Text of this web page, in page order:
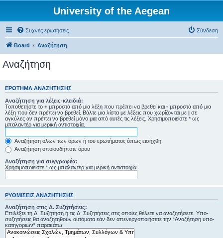
University of the Aegean
Συχνές ερωτήσεις Σύνδεση
Board Αναζήτηση
Αναζήτηση
ΕΡΏΤΗΜΑ ΑΝΑΖΉΤΗΣΗΣ
Αναζήτηση για λέξεις-κλειδιά:
Τοποθετήστε το + μπροστά από μια λέξη που πρέπει να βρεθεί και - μπροστά από μια
λέξη που δεν πρέπει να βρεθεί. Βάλτε μια λίστα με λέξεις που χωρίζονται με | σε
αγκύλες αν πρέπει να βρεθεί μόνο μια από αυτές τις λέξεις. Χρησιμοποιείστε * ως
μπαλαντέρ για μερική αντιστοιχία.
Αναζήτηση όλων των όρων ή του ερωτήματος όπως εισήχθη
Αναζήτηση οποιουδήποτε όρου
Αναζήτηση για συγγραφέα:
Χρησιμοποιείστε * ως μπαλαντέρ για μερική αντιστοιχία.
ΡΥΘΜΊΣΕΙΣ ΑΝΑΖΉΤΗΣΗΣ
Αναζήτηση στις Δ. Συζητήσεις:
Επιλέξτε τη Δ. Συζήτηση ή τις Δ. Συζητήσεις στις οποίες θέλετε να αναζητήσετε. Υπο-
συζητήσεις θα αναζητηθούν αυτόματα εάν δεν απενεργοποιήσετε την “Αναζήτηση υπο-
κατηγοριών“ παρακάτω.